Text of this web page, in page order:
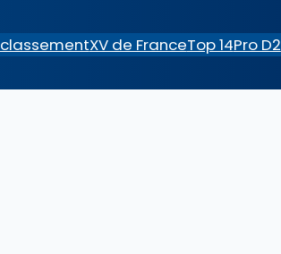
classementXV de FranceTop 14Pro D2